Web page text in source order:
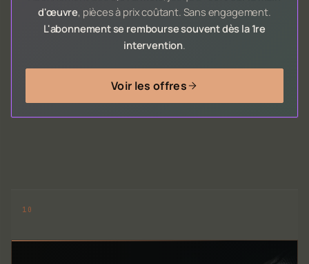
d'œuvre, pièces à prix coûtant. Sans engagement.
L'abonnement se rembourse souvent dès la 1re
intervention.
Voir les offres